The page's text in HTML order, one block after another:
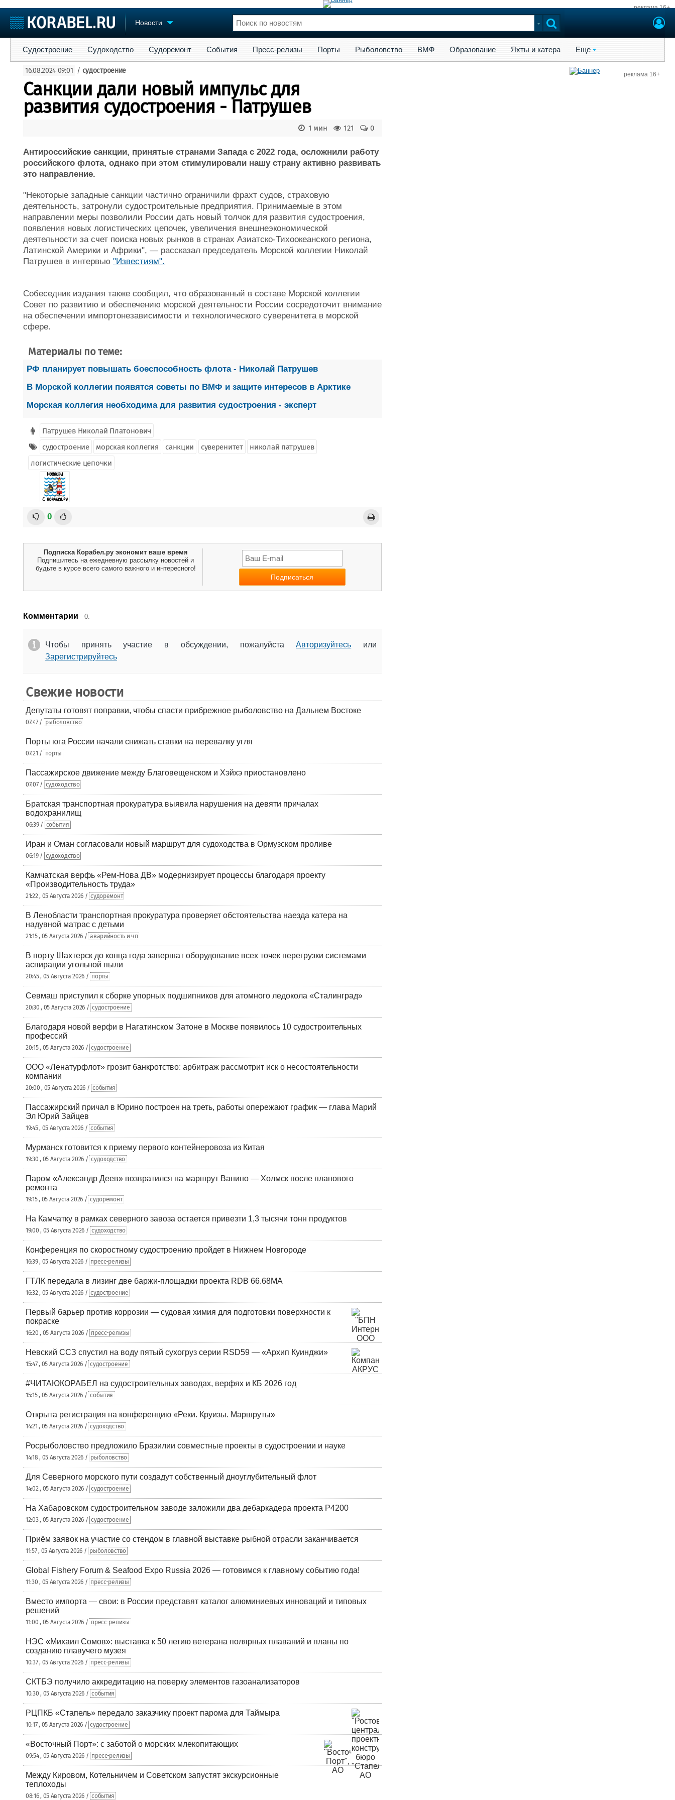
реклама 16+
Новости
Судостроение
Пульс
Новости
Репутация
Журнал
Реклама
Торговая площадка
Доска объявлений
Продажа флота
Оборудование
Изделия
Конференции
Личности
Флот
Форум
Все службы
Судостроение Судоходство Судоремонт События Пресс-релизы Порты Рыболовство ВМФ Образование Яхты и катера Еще
16.08.2024 09:01 / судостроение
Санкции дали новый импульс для
развития судостроения - Патрушев
0
121
1 мин
Антироссийские санкции, принятые странами Запада с 2022 года, осложнили работу
российского флота, однако при этом стимулировали нашу страну активно развивать
это направление.
"Некоторые западные санкции частично ограничили фрахт судов, страховую
деятельность, затронули судостроительные предприятия. Принимаемые в этом
направлении меры позволили России дать новый толчок для развития судостроения,
появления новых логистических цепочек, увеличения внешнеэкономической
деятельности за счет поиска новых рынков в странах Азиатско-Тихоокеанского региона,
Латинской Америки и Африки", — рассказал председатель Морской коллегии Николай
Патрушев в интервью "Известиям".
Собеседник издания также сообщил, что образованный в составе Морской коллегии
Совет по развитию и обеспечению морской деятельности России сосредоточит внимание
на обеспечении импортонезависимости и технологического суверенитета в морской
сфере.
Материалы по теме:
РФ планирует повышать боеспособность флота - Николай Патрушев
В Морской коллегии появятся советы по ВМФ и защите интересов в Арктике
Морская коллегия необходима для развития судостроения - эксперт
Патрушев Николай Платонович
судостроение
морская коллегия санкции суверенитет
николай патрушев
логистические цепочки
0
Подписка Корабел.ру экономит ваше время
Подпишитесь на ежедневную рассылку новостей и
будьте в курсе всего самого важного и интересного!
Комментарии 0.
Чтобы принять участие в обсуждении, пожалуйстаАвторизуйтесь или
Зарегистрируйтесь
Свежие новости
Депутаты готовят поправки, чтобы спасти прибрежное рыболовство на Дальнем Востоке
07:47 / рыболовство
Порты юга России начали снижать ставки на перевалку угля
07:21 / порты
Пассажирское движение между Благовещенском и Хэйхэ приостановлено
07:07 / судоходство
Братская транспортная прокуратура выявила нарушения на девяти причалах
водохранилищ
06:39 / события
Иран и Оман согласовали новый маршрут для судоходства в Ормузском проливе
06:19 / судоходство
Камчатская верфь «Рем-Нова ДВ» модернизирует процессы благодаря проекту
«Производительность труда»
21:22 , 05 Августа 2026 / судоремонт
В Ленобласти транспортная прокуратура проверяет обстоятельства наезда катера на
надувной матрас с детьми
21:15 , 05 Августа 2026 / аварийность и чп
В порту Шахтерск до конца года завершат оборудование всех точек перегрузки системами
аспирации угольной пыли
20:45 , 05 Августа 2026 / порты
Севмаш приступил к сборке упорных подшипников для атомного ледокола «Сталинград»
20:30 , 05 Августа 2026 / судостроение
Благодаря новой верфи в Нагатинском Затоне в Москве появилось 10 судостроительных
профессий
20:15 , 05 Августа 2026 / судостроение
ООО «Ленатурфлот» грозит банкротство: арбитраж рассмотрит иск о несостоятельности
компании
20:00 , 05 Августа 2026 / события
Пассажирский причал в Юрино построен на треть, работы опережают график — глава Марий
Эл Юрий Зайцев
19:45 , 05 Августа 2026 / события
Мурманск готовится к приему первого контейнеровоза из Китая
19:30 , 05 Августа 2026 / судоходство
Паром «Александр Деев» возвратился на маршрут Ванино — Холмск после планового
ремонта
19:15 , 05 Августа 2026 / судоремонт
На Камчатку в рамках северного завоза остается привезти 1,3 тысячи тонн продуктов
19:00 , 05 Августа 2026 / судоходство
Конференция по скоростному судостроению пройдет в Нижнем Новгороде
16:39 , 05 Августа 2026 / пресс-релизы
ГТЛК передала в лизинг две баржи-площадки проекта RDB 66.68МА
16:32 , 05 Августа 2026 / судостроение
Первый барьер против коррозии — судовая химия для подготовки поверхности к
покраске
16:20 , 05 Августа 2026 / пресс-релизы
Невский ССЗ спустил на воду пятый сухогруз серии RSD59 — «Архип Куинджи»
15:47 , 05 Августа 2026 / судостроение
#ЧИТАЮКОРАБЕЛ на судостроительных заводах, верфях и КБ 2026 год
15:15 , 05 Августа 2026 / события
Открыта регистрация на конференцию «Реки. Круизы. Маршруты»
14:21 , 05 Августа 2026 / судоходство
Росрыболовство предложило Бразилии совместные проекты в судостроении и науке
14:18 , 05 Августа 2026 / рыболовство
Для Северного морского пути создадут собственный дноуглубительный флот
14:02 , 05 Августа 2026 / судостроение
На Хабаровском судостроительном заводе заложили два дебаркадера проекта Р4200
12:03 , 05 Августа 2026 / судостроение
Приём заявок на участие со стендом в главной выставке рыбной отрасли заканчивается
11:57 , 05 Августа 2026 / рыболовство
Global Fishery Forum & Seafood Expo Russia 2026 — готовимся к главному событию года!
11:30 , 05 Августа 2026 / пресс-релизы
Вместо импорта — свои: в России представят каталог алюминиевых инноваций и типовых
решений
11:00 , 05 Августа 2026 / пресс-релизы
НЭС «Михаил Сомов»: выставка к 50 летию ветерана полярных плаваний и планы по
созданию плавучего музея
10:37 , 05 Августа 2026 / пресс-релизы
СКТБЭ получило аккредитацию на поверку элементов газоанализаторов
10:30 , 05 Августа 2026 / события
РЦПКБ «Стапель» передало заказчику проект парома для Таймыра
10:17 , 05 Августа 2026 / судостроение
«Восточный Порт»: с заботой о морских млекопитающих
09:54 , 05 Августа 2026 / пресс-релизы
Между Кировом, Котельничем и Советском запустят экскурсионные
теплоходы
08:16 , 05 Августа 2026 / события
реклама 16+